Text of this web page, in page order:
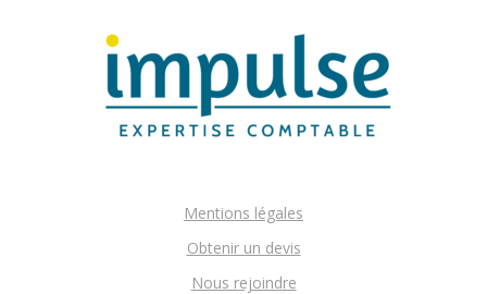
Mentions légales
Obtenir un devis
Nous rejoindre